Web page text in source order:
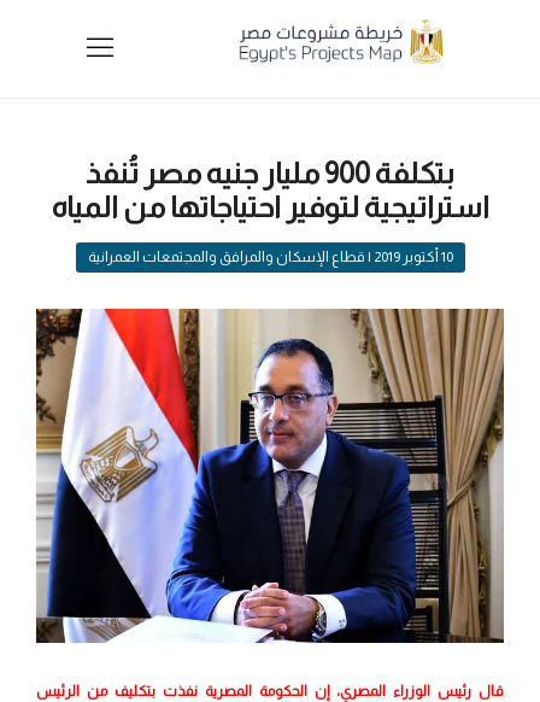
بتكلفة 900 مليار جنيه مصر تُنفذ
استراتيجية لتوفير احتياجاتها من المياه‎
10 أكتوبر 2019 | قطاع الإسكان والمرافق والمجتمعات العمرانية
قال رئيس الوزراء المصري، إن الحكومة المصرية نفذت بتكليف من الرئيس